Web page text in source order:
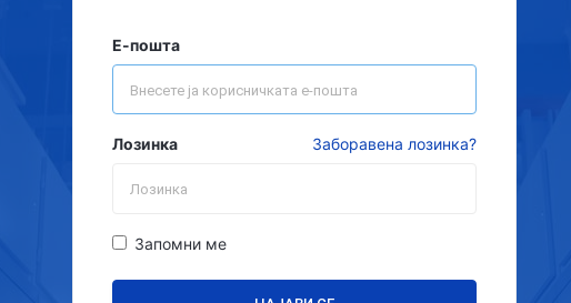
Е-пошта
Лозинка Заборавена лозинка?
Запомни ме